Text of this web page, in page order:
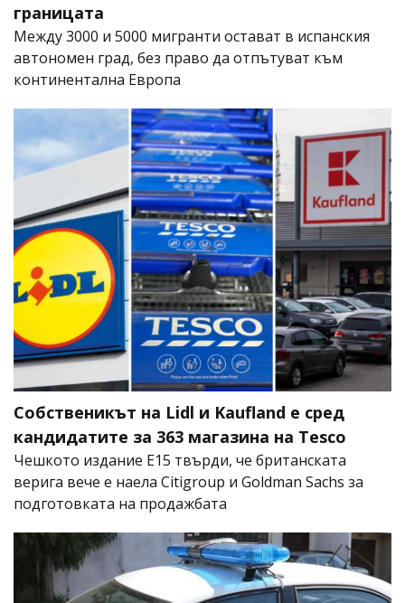
границата
Между 3000 и 5000 мигранти остават в испанския
автономен град, без право да отпътуват към
континентална Европа
Собственикът на Lidl и Kaufland е сред
кандидатите за 363 магазина на Tesco
Чешкото издание E15 твърди, че британската
верига вече е наела Citigroup и Goldman Sachs за
подготовката на продажбата